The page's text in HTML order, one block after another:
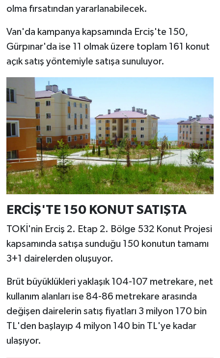
olma fırsatından yararlanabilecek.
Van'da kampanya kapsamında Erciş'te 150,
Gürpınar'da ise 11 olmak üzere toplam 161 konut
açık satış yöntemiyle satışa sunuluyor.
ERCİŞ'TE 150 KONUT SATIŞTA
TOKİ'nin Erciş 2. Etap 2. Bölge 532 Konut Projesi
kapsamında satışa sunduğu 150 konutun tamamı
3+1 dairelerden oluşuyor.
Brüt büyüklükleri yaklaşık 104-107 metrekare, net
kullanım alanları ise 84-86 metrekare arasında
değişen dairelerin satış fiyatları 3 milyon 170 bin
TL'den başlayıp 4 milyon 140 bin TL'ye kadar
ulaşıyor.